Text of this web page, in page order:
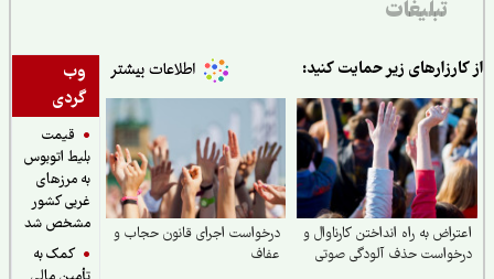
تبلیغات
وب
گردی
قیمت
بلیط اتوبوس
به مرزهای
غربی کشور
مشخص شد
کمک به
زیر حمایت کنید:
به راه انداختن کارناوال و
حذف آلودگی صوتی
درخواست اجرای قانون حجاب و
عفاف